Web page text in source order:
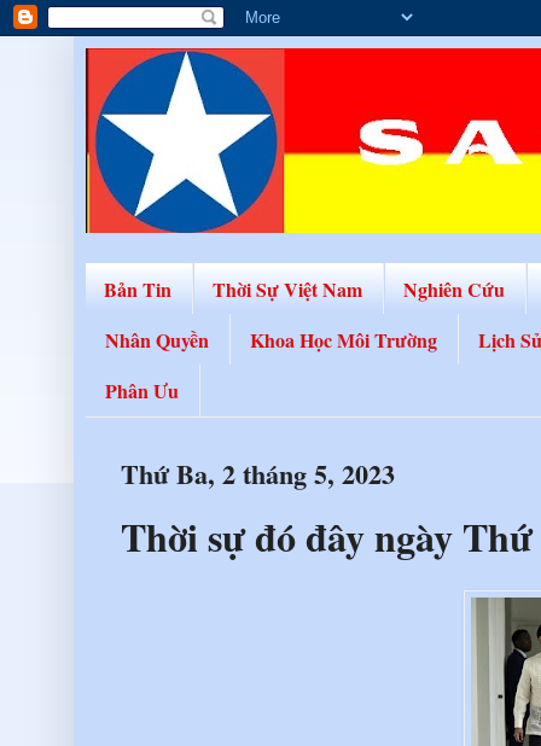
Bản Tin Thời Sự Việt Nam
Nghiên Cứu
Nhân Quyền
Khoa Học Môi Trường
Lịch
Phân Ưu
Thứ Ba, 2 tháng 5, 2023
Thời sự đó đây ngày